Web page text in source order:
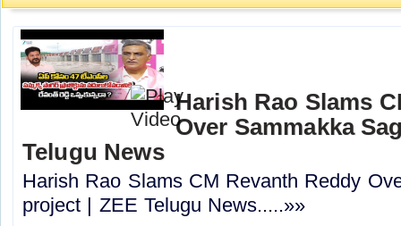
Harish Rao Slams
Over Sammakka
Telugu News
Harish Rao Slams CM Revanth Reddy
project | ZEE Telugu News.....»»